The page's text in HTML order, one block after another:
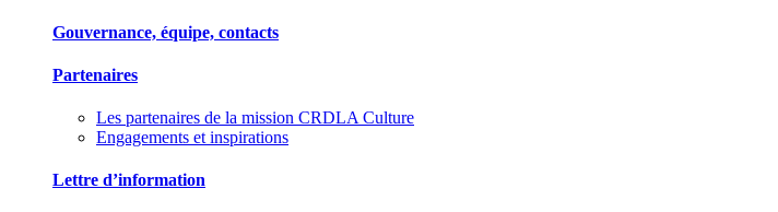
Gouvernance, équipe, contacts
Partenaires
Les partenaires de la mission CRDLA Culture
Engagements et inspirations
Lettre d’information